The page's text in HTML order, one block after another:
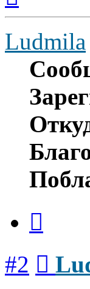
началу
Ludmila
#2